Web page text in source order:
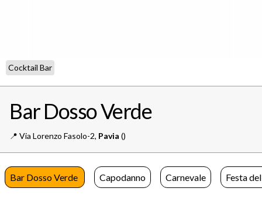
Cocktail Bar
Bar Dosso Verde
📍️ Via Lorenzo Fasolo-2, Pavia ()
Bar Dosso Verde Capodanno Carnevale Festa